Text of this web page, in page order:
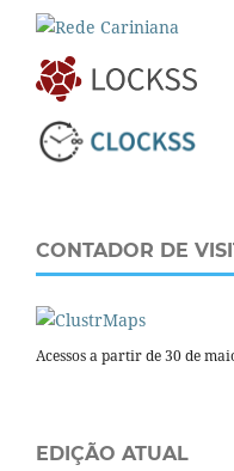
CONTADOR DE
Acessos a partir de 30 de
EDIÇÃO ATUAL